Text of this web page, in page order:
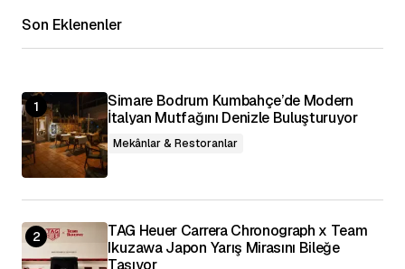
Son Eklenenler
Simare Bodrum Kumbahçe’de Modern
İtalyan Mutfağını Denizle Buluşturuyor
Mekânlar & Restoranlar
TAG Heuer Carrera Chronograph x Team
Ikuzawa Japon Yarış Mirasını Bileğe
Taşıyor